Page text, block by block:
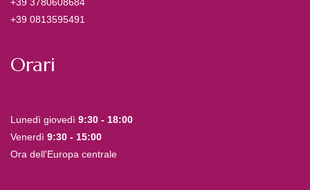
+39 0813595491
Orari
Lunedì giovedì 9:30 - 18:00
Venerdì 9:30 - 15:00
Ora dell'Europa centrale